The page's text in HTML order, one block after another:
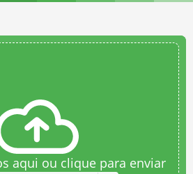
aqui ou clique para enviar